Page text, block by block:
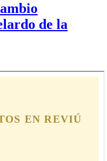
de la